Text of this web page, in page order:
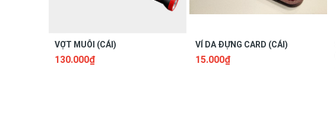
VỢT MUỖI (CÁI)
130.000₫
VÍ DA ĐỰNG CARD (CÁI)
15.000₫